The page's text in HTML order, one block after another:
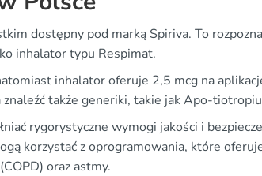
dostępny pod marką Spiriva. To
inhalator typu Respimat.
inhalator oferuje 2,5 mcg na
także generiki, takie jak Apo-
rygorystyczne wymogi jakości i
korzystać z oprogramowania, które
oraz astmy.